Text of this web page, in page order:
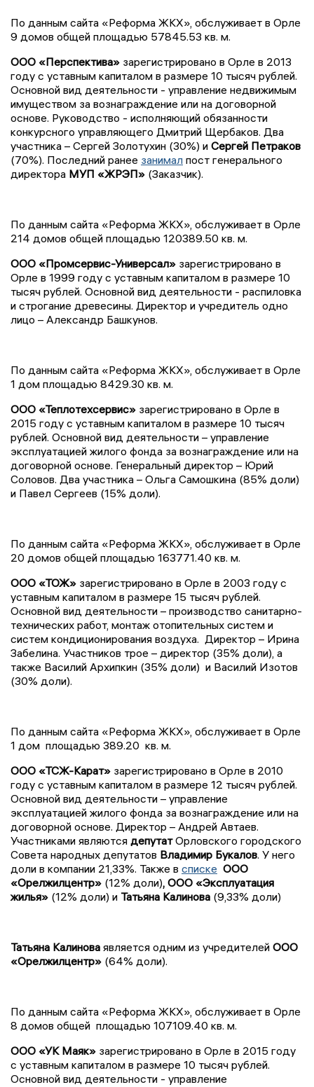
По данным сайта «Реформа ЖКХ», обслуживает в Орле
9 домов общей площадью 57845.53 кв. м.
ООО «Перспектива» зарегистрировано в Орле в 2013
году с уставным капиталом в размере 10 тысяч рублей.
Основной вид деятельности - управление недвижимым
имуществом за вознаграждение или на договорной
основе. Руководство - исполняющий обязанности
конкурсного управляющего Дмитрий Щербаков. Два
участника – Сергей Золотухин (30%) и Сергей Петраков
(70%). Последний ранее занимал пост генерального
директора МУП «ЖРЭП» (Заказчик).
По данным сайта «Реформа ЖКХ», обслуживает в Орле
214 домов общей площадью 120389.50 кв. м.
ООО «Промсервис-Универсал» зарегистрировано в
Орле в 1999 году с уставным капиталом в размере 10
тысяч рублей. Основной вид деятельности - распиловка
и строгание древесины. Директор и учредитель одно
лицо – Александр Башкунов.
По данным сайта «Реформа ЖКХ», обслуживает в Орле
1 дом площадью 8429.30 кв. м.
ООО «Теплотехсервис» зарегистрировано в Орле в
2015 году с уставным капиталом в размере 10 тысяч
рублей. Основной вид деятельности – управление
эксплуатацией жилого фонда за вознаграждение или на
договорной основе. Генеральный директор – Юрий
Соловов. Два участника – Ольга Самошкина (85% доли)
и Павел Сергеев (15% доли).
По данным сайта «Реформа ЖКХ», обслуживает в Орле
20 домов общей площадью 163771.40 кв. м.
ООО «ТОЖ» зарегистрировано в Орле в 2003 году с
уставным капиталом в размере 15 тысяч рублей.
Основной вид деятельности – производство санитарно-
технических работ, монтаж отопительных систем и
систем кондиционирования воздуха. Директор – Ирина
Забелина. Участников трое – директор (35% доли), а
также Василий Архипкин (35% доли) и Василий Изотов
(30% доли).
По данным сайта «Реформа ЖКХ», обслуживает в Орле
1 дом площадью 389.20 кв. м.
ООО «ТСЖ-Карат» зарегистрировано в Орле в 2010
году с уставным капиталом в размере 12 тысяч рублей.
Основной вид деятельности – управление
эксплуатацией жилого фонда за вознаграждение или на
договорной основе. Директор – Андрей Автаев.
Участниками являются депутатОрловского городского
Совета народных депутатов Владимир Букалов. У него
доли в компании 21,33%. Также в списке ООО
«Орелжилцентр» (12% доли), ООО «Эксплуатация
жилья» (12% доли) и Татьяна Калинова (9,33% доли)
Татьяна Калинова является одним из учредителей ООО
«Орелжилцентр» (64% доли).
По данным сайта «Реформа ЖКХ», обслуживает в Орле
8 домов общей площадью 107109.40 кв. м.
ООО «УК Маяк» зарегистрировано в Орле в 2015 году
с уставным капиталом в размере 10 тысяч рублей.
Основной вид деятельности - управление